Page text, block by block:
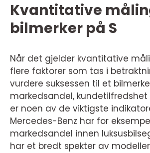
Kvantitative
bilmerker på S
Når det gjelder kvantitative
flere faktorer som tas i
vurdere suksessen til et
markedsandel,
er noen av de viktigste
Mercedes-Benz har for
markedsandel innen
har et bredt spekter av